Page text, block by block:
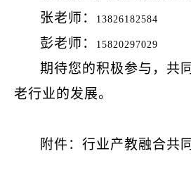
张老师：
13826182584
彭老师： 15820297029
期待您的积极参与，共
老行业的发展。
附件：行业产教融合共